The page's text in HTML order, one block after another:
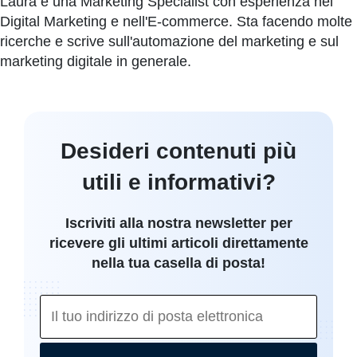
Digital Marketing e nell'E-commerce. Sta facendo molte
ricerche e scrive sull'automazione del marketing e sul
marketing digitale in generale.
Desideri contenuti più
utili e informativi?
Iscriviti alla nostra newsletter per
ricevere gli ultimi articoli direttamente
nella tua casella di posta!